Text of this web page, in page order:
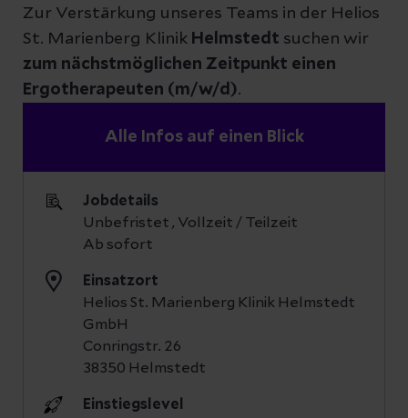
Zur Verstärkung unseres Teams in der Helios
St. Marienberg Klinik Helmstedt suchen wir
zum nächstmöglichen Zeitpunkt einen
Ergotherapeuten (m/w/d).
Alle Infos auf einen Blick
Jobdetails
Unbefristet , Vollzeit / Teilzeit
Ab sofort
Einsatzort
Helios St. Marienberg Klinik Helmstedt
GmbH
Conringstr. 26
38350 Helmstedt
Einstiegslevel